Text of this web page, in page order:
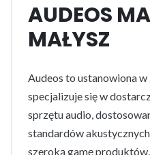
AUDEOS
MAŁYSZ
Audeos to ustanowiona
specjalizuje się w
sprzętu audio,
standardów
szeroką gamę